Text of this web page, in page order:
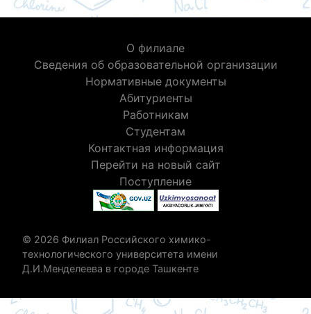
О филиале
Сведения об образовательной организации
Нормативные документы
Абитуриенты
Работникам
Студентам
Контактная информация
Перейти на новый сайт
Поступление
© 2026 Филиал Российского химико-
технологического университета имени
Д.И.Менделеева в городе Ташкенте